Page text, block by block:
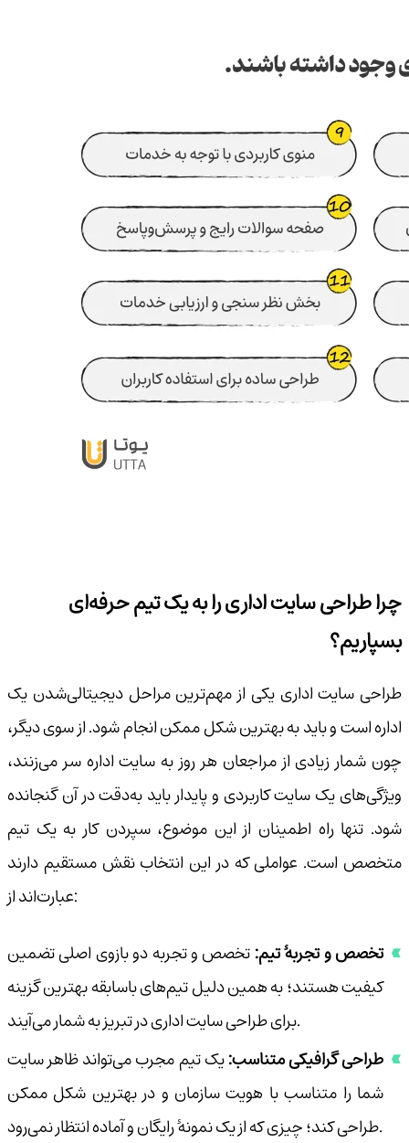
چرا طراحی سایت اداری را به یک تیم حرفه‌ای
بسپاریم؟
طراحی سایت اداری یکی از مهم‌ترین مراحل دیجیتالی‌شدن یک
اداره است و باید به بهترین شکل ممکن انجام شود. از سوی دیگر،
چون شمار زیادی از مراجعان هر روز به سایت اداره سر می‌زنند،
ویژگی‌های یک سایت کاربردی و پایدار باید به‌دقت در آن گنجانده
شود. تنها راه اطمینان از این موضوع، سپردن کار به یک تیم
متخصص است. عواملی که در این انتخاب نقش مستقیم دارند
عبارت‌اند از:
تخصص و تجربهٔ تیم:تخصص و تجربه دو بازوی اصلی تضمین
کیفیت هستند؛ به همین دلیل تیم‌های باسابقه بهترین گزینه
برای طراحی سایت اداری در تبریز به شمار می‌آیند.
طراحی گرافیکی متناسب:یک تیم مجرب می‌تواند ظاهر سایت
شما را متناسب با هویت سازمان و در بهترین شکل ممکن
طراحی کند؛ چیزی که از یک نمونهٔ رایگان و آماده انتظار نمی‌رود.